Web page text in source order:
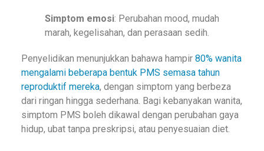
Simptom emosi: Perubahan mood, mudah
marah, kegelisahan, dan perasaan sedih.
Penyelidikan menunjukkan bahawa hampir 80% wanita
mengalami beberapa bentuk PMS semasa tahun
reproduktif mereka, dengan simptom yang berbeza
dari ringan hingga sederhana. Bagi kebanyakan wanita,
simptom PMS boleh dikawal dengan perubahan gaya
hidup, ubat tanpa preskripsi, atau penyesuaian diet.